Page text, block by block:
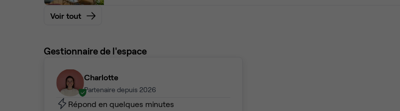
Voir tout
Gestionnaire de l'espace
Charlotte
Partenaire depuis 2026
Répond en quelques minutes